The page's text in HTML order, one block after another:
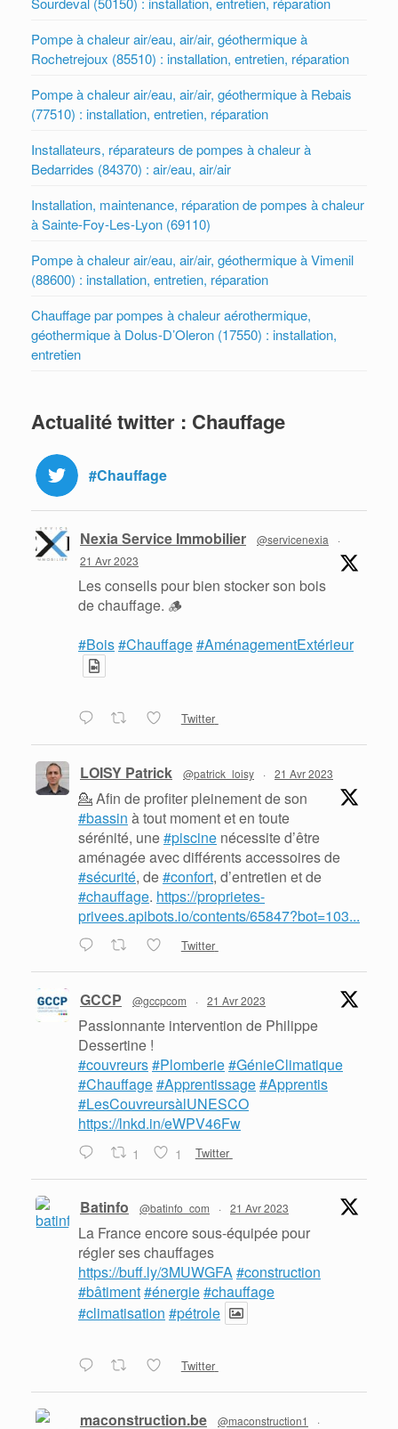
Pompe à chaleur air/eau, air/air, géothermique à
Rochetrejoux (85510) : installation, entretien, réparation
Pompe à chaleur air/eau, air/air, géothermique à Rebais
(77510) : installation, entretien, réparation
Installateurs, réparateurs de pompes à chaleur à
Bedarrides (84370) : air/eau, air/air
Installation, maintenance, réparation de pompes à chaleur
à Sainte-Foy-Les-Lyon (69110)
Pompe à chaleur air/eau, air/air, géothermique à Vimenil
(88600) : installation, entretien, réparation
Chauffage par pompes à chaleur aérothermique,
géothermique à Dolus-D’Oleron (17550) : installation,
entretien
Actualité twitter : Chauffage
#Chauffage
Nexia Service Immobilier @servicenexia
·
21 Avr 2023
Les conseils pour bien stocker son bois
de chauffage. 🪵
#Bois#Chauffage#AménagementExtérieur
Twitter
LOISY Patrick @patrick_loisy · 21 Avr 2023
💁 Afin de profiter pleinement de son
#bassin à tout moment et en toute
sérénité, une#piscine nécessite d’être
aménagée avec différents accessoires de
#sécurité, de#confort, d’entretien et de
#chauffage. https://proprietes-
privees.apibots.io/contents/65847?bot=103...
Twitter
GCCP @gccpcom · 21 Avr 2023
Passionnante intervention de Philippe
Dessertine !
#couvreurs#Plomberie#GénieClimatique
#Chauffage#Apprentissage#Apprentis
#LesCouvreursàlUNESCO
https://lnkd.in/eWPV46Fw
1 1 Twitter
Batinfo @batinfo_com · 21 Avr 2023
La France encore sous-équipée pour
régler ses chauffages
https://buff.ly/3MUWGFA#construction
#bâtiment#énergie#chauffage
#climatisation #pétrole
Twitter
maconstruction.be @maconstruction1
·